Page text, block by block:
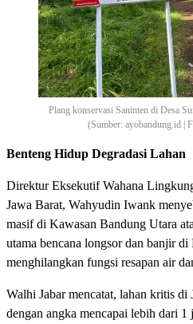
Plang konservasi Saninten di Desa
(Sumber: ayobandung.id |
Benteng Hidup Degradasi Lahan
Direktur Eksekutif Wahana
Jawa Barat, Wahyudin Iwank
masif di Kawasan Bandung Utara
utama bencana longsor dan banjir di
menghilangkan fungsi resapan air
Walhi Jabar mencatat, lahan kritis di
dengan angka mencapai lebih dari 1